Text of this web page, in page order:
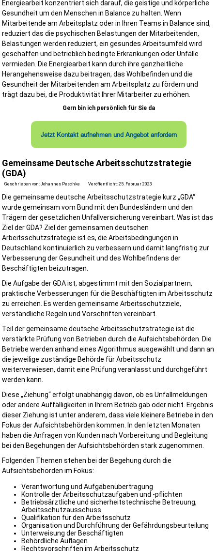
geringere Unfallgefahr
bessere Zusammenarbeit der Gewerke
höhere Planungssicherheit
weniger Haftungsrisiken
Sicherheit beginnt nicht auf der Baustelle – sondern bereits am
Planungstisch.
Wir sorgen für eine sichere Baustelle als Ihr SiGeKo
Schleswig-Holstein
Ob Neubau, Umbau oder Sanierung, wir sorgen dafür, dass Ihr
sicher, effizient und rechtskonform umgesetzt wird. Planen Sie ein
Bauvorhaben und benötigen einen SiGeKo in Schleswig-Holstein,
Kontakt mit uns auf. Gemeinsam schaffen wir die Grundlage für
sichere Baustelle, einen reibungslosen Bauablauf und den
Abschluss Ihres Projekts.
Jetzt anfragen und Ihr Bauprojekt professionell absichern!
Energiearbeit konzentriert sich darauf, die geistige und körperliche
Gesundheit um den Menschen in Balance zu halten. Wenn
Mitarbeitende am Arbeitsplatz oder in Ihren Teams in Balance sind,
reduziert das die psychischen Belastungen der Mitarbeitenden,
Belastungen werden reduziert, ein gesundes Arbeitsumfeld wird
geschaffen und betrieblich bedingte Erkrankungen oder Unfälle
vermieden. Die Energiearbeit kann durch ihre ganzheitliche
Herangehensweise dazu beitragen, das Wohlbefinden und die
Gesundheit der Mitarbeitenden am Arbeitsplatz zu fördern und
trägt dazu bei, die Produktivität Ihrer Mitarbeiter zu erhöhen.
Gern bin ich persönlich für Sie da
Jetzt Kontakt aufnehmen und Angebot anfordern
Gemeinsame Deutsche Arbeitsschutzstrategie
(GDA)
Geschrieben von:Johannes Peschke Veröffentlicht: 25. Februar 2023
Die gemeinsame deutsche Arbeitsschutzstrategie kurz „GDA“
wurde gemeinsam vom Bund mit den Bundesländern und den
Trägern der gesetzlichen Unfallversicherung vereinbart. Was ist das
Ziel der GDA? Ziel der gemeinsamen deutschen
Arbeitsschutzstrategie ist es, die Arbeitsbedingungen in
Deutschland kontinuierlich zu verbessern und damit langfristig zur
Verbesserung der Gesundheit und des Wohlbefindens der
Beschäftigten beizutragen.
Die Aufgabe der GDA ist, abgestimmt mit den Sozialpartnern,
praktische Verbesserungen für die Beschäftigten im Arbeitsschutz
zu erreichen. Es werden gemeinsame Arbeitsschutzziele,
verständliche Regeln und Vorschriften vereinbart.
Teil der gemeinsame deutsche Arbeitsschutzstrategie ist die
verstärkte Prüfung von Betrieben durch die Aufsichtsbehörden. Die
Betriebe werden anhand eines Algorithmus ausgewählt und dann an
die jeweilige zuständige Behörde für Arbeitsschutz
weiterverwiesen, damit eine Prüfung veranlasst und durchgeführt
werden kann.
Diese „Ziehung“ erfolgt unabhängig davon, ob es Unfallmeldungen
oder andere Auffälligkeiten in Ihrem Betrieb gab oder nicht. Ergebnis
dieser Ziehung ist unter anderem, dass viele kleinere Betriebe in den
Fokus der Aufsichtsbehörden kommen. In den letzten Monaten
haben die Anfragen von Kunden nach Vorbereitung und Begleitung
bei den Begehungen der Aufsichtsbehörden stark zugenommen.
Folgenden Themen stehen bei der Begehung durch die
Aufsichtsbehörden im Fokus:
Verantwortung und Aufgabenübertragung
Kontrolle der Arbeitsschutzaufgaben und -pflichten
Betriebsärztliche und sicherheitstechnische Betreuung,
Arbeitsschutzausschuss
Qualifikation für den Arbeitsschutz
Organisation und Durchführung der Gefährdungsbeurteilung
Unterweisung der Beschäftigten
Behördliche Auflagen
Rechtsvorschriften im Arbeitsschutz